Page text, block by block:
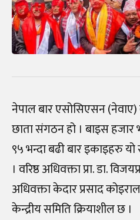
नेपाल बार एसोसिएसन
छाता संगठन हो । बाइस हजार
९५ भन्दा बढी बार इकाइहरु
। वरिष्ठ अधिवक्ता प्रा. डा.
अधिवक्ता केदार प्रसाद
केन्द्रीय समिति क्रियाशील छ ।